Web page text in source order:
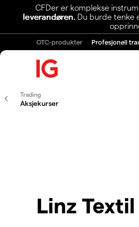
CFDer er komplekse
leverandøren.Du burde tenke
OTC-produkter Profesjonell
Trading
Aksjekurser
Linz